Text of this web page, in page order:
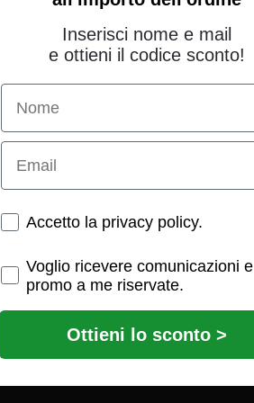
Facebook
Instagram
Youtube
Inserisci nome e mail
e ottieni il codice sconto!
Name
Email
Spunte obbligatorie
Accetto la privacy policy.
Spunte obbligatorie
Voglio ricevere comunicazioni e
promo a me riservate.
Ottieni lo sconto >